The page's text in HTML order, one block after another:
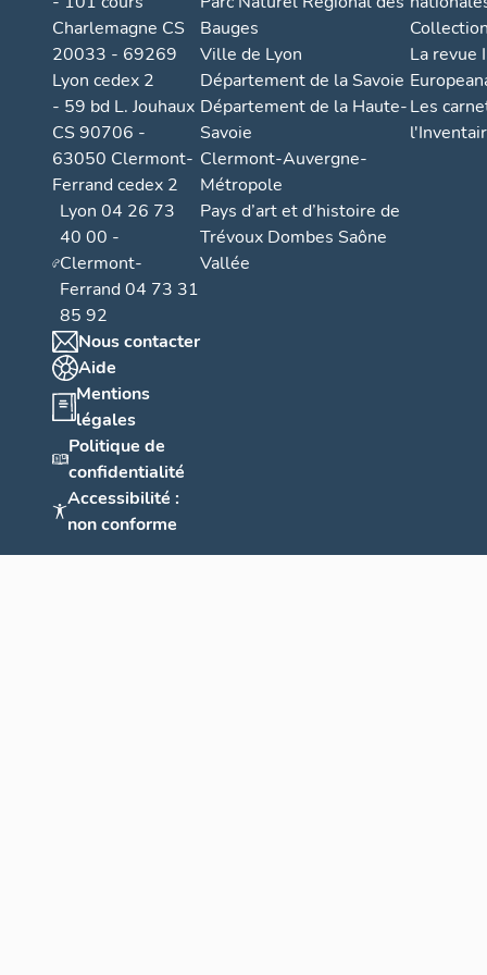
Charlemagne CS
20033 - 69269
Lyon cedex 2
- 59 bd L. Jouhaux
CS 90706 -
63050 Clermont-
Ferrand cedex 2
Lyon 04 26 73
40 00 -
Clermont-
Ferrand 04 73 31
85 92
Nous contacter
Aide
Mentions
légales
Politique de
confidentialité
Accessibilité :
non conforme
Bauges
Ville de Lyon
Département de la Savoie
Département de la Haute-
Savoie
Clermont-Auvergne-
Métropole
Pays d’art et d’histoire de
Trévoux Dombes Saône
Vallée
La revue
Les